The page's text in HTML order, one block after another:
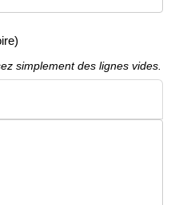
simplement des lignes vides.